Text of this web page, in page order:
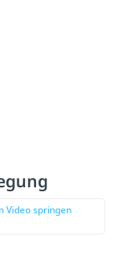
Video springen